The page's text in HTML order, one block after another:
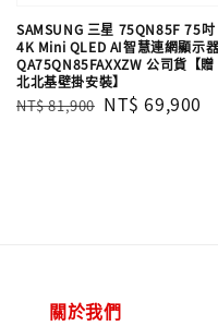
SAMSUNG 三星 75QN85F 75吋
4K Mini QLED AI智慧連網顯示器
QA75QN85FAXXZW 公司貨【贈
北北基壁掛安裝】
Regular
NT$ 81,900 Sale
NT$ 69,900
關於我們